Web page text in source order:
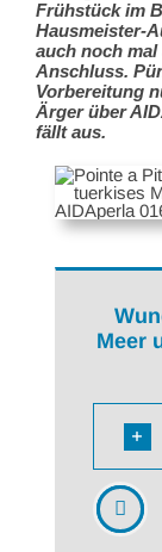
Frühstück im
Hausmeister-
auch noch
Anschluss.
Vorbereitung
Ärger über
fällt aus.
Meer